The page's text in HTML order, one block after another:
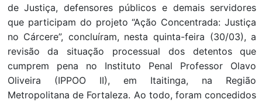
de Justiça, defensores públicos e demais servidores
que participam do projeto “Ação Concentrada: Justiça
no Cárcere”, concluíram, nesta quinta-feira (30/03), a
revisão da situação processual dos detentos que
cumprem pena no Instituto Penal Professor Olavo
Oliveira (IPPOO II), em Itaitinga, na Região
Metropolitana de Fortaleza. Ao todo, foram concedidos